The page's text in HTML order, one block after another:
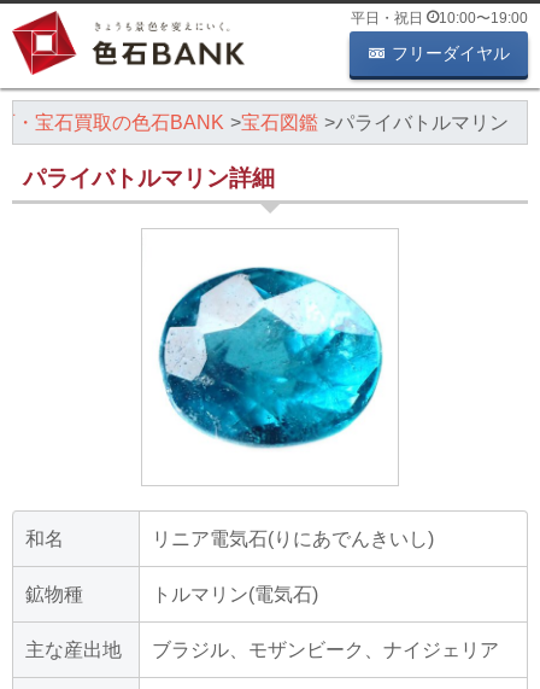
平日・祝日 10:00〜19:00
フリーダイヤル
・宝石買取の色石BANK 宝石図鑑 パライバトルマリン
パライバトルマリン詳細
和名 リニア電気石(りにあでんきいし)
鉱物種 トルマリン(電気石)
主な産出地 ブラジル、モザンビーク、ナイジェリア